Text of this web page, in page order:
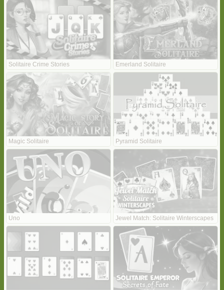
Solitaire Crime Stories Emerland Solitaire
Magic Solitaire Pyramid Solitaire
Uno Jewel Match: Solitaire Winterscapes